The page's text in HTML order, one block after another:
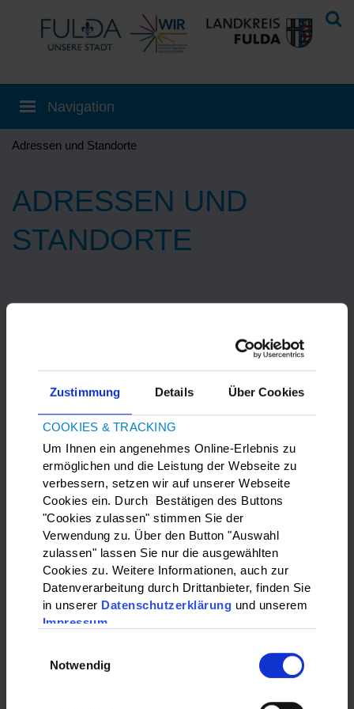
Zustimmung Details Über Cookies
COOKIES & TRACKING
Um Ihnen ein angenehmes Online-Erlebnis zu
ermöglichen und die Leistung der Webseite zu
verbessern, setzen wir auf unserer Webseite
Cookies ein. Durch Bestätigen des Buttons
"Cookies zulassen" stimmen Sie der
Verwendung zu. Über den Button "Auswahl
zulassen" lassen Sie nur die ausgewählten
Cookies zu. Weitere Informationen, auch zur
Datenverarbeitung durch Drittanbieter, finden Sie
in unserer Datenschutzerklärung und unserem
Impressum
Notwendig
Adressen und Standorte
ADRESSEN UND
STANDORTE
Marketing-Cookies
akzeptieren, um die Google Maps
anzuzeigen.
WAS?:
Bitte wählen…
Bitte wählen…